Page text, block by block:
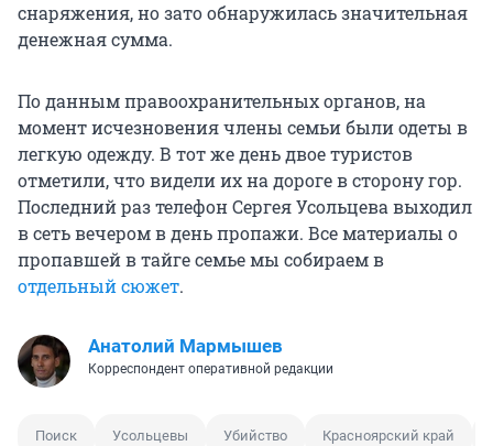
снаряжения, но зато обнаружилась значительная
денежная сумма.
По данным правоохранительных органов, на
момент исчезновения члены семьи были одеты в
легкую одежду. В тот же день двое туристов
отметили, что видели их на дороге в сторону гор.
Последний раз телефон Сергея Усольцева выходил
в сеть вечером в день пропажи. Все материалы о
пропавшей в тайге семье мы собираем в
отдельный сюжет.
Анатолий Мармышев
Корреспондент оперативной редакции
Поиск Усольцевы Убийство Красноярский край